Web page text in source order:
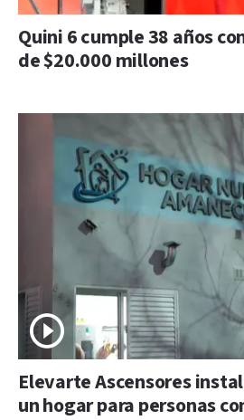
Quini 6 cumple 38 años
de $20.000 millones
Elevarte Ascensores
un hogar para personas